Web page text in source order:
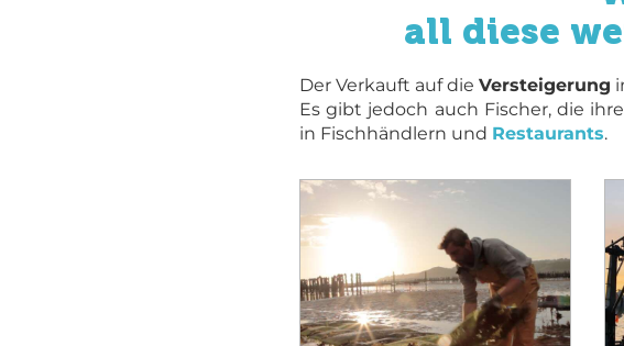
all diese
Der Verkauft auf die Versteigerung
Es gibt jedoch auch Fischer, die
in Fischhändlern und Restaurants.